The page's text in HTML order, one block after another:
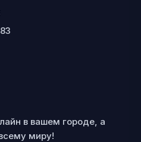
в вашем городе, а
миру!